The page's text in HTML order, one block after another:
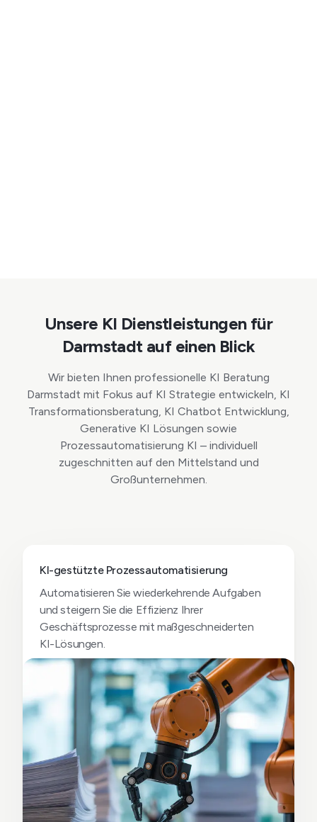
Unsere KI Dienstleistungen für
Darmstadt auf einen Blick
Wir bieten Ihnen professionelle KI Beratung
Darmstadt mit Fokus auf KI Strategie entwickeln, KI
Transformationsberatung, KI Chatbot Entwicklung,
Generative KI Lösungen sowie
Prozessautomatisierung KI – individuell
zugeschnitten auf den Mittelstand und
Großunternehmen.
KI-gestützte Prozessautomatisierung
Automatisieren Sie wiederkehrende Aufgaben
und steigern Sie die Effizienz Ihrer
Geschäftsprozesse mit maßgeschneiderten
KI-Lösungen.